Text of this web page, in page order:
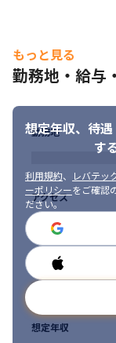
もっと見る
勤務地・給与
想定年収、待遇
す
利用規約、 レバテッ
ーポリシーをご確認
ださい。
勤務地
アクセス
勤務時間
想定年収